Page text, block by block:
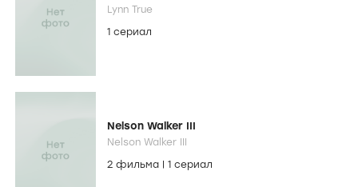
Lynn True
1 сериал
Nelson Walker III
Nelson Walker III
2 фильма
1 сериал